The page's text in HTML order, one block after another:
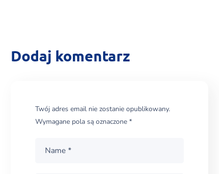
Dodaj komentarz
Twój adres email nie zostanie opublikowany.
Wymagane pola są oznaczone*